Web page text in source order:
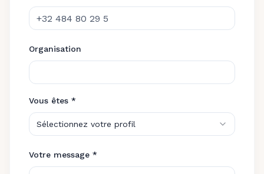
Organisation
Vous êtes *
Sélectionnez votre profil
Votre message *